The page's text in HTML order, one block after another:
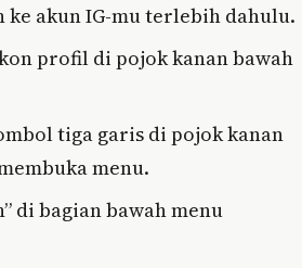
ke akun IG-mu terlebih dahulu.
profil di pojok kanan bawah
tiga garis di pojok kanan
menu.
di bagian bawah menu